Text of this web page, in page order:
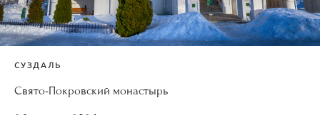
СУЗДАЛЬ
Свято-Покровский монастырь